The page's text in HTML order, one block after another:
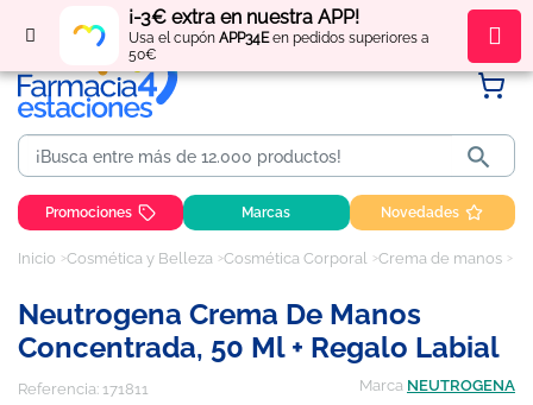
¡-3€ extra en nuestra APP!
Usa el cupón APP34Een pedidos superiores a
50€
Regístratey obténpuntos por tus compras

Promociones Marcas Novedades
Inicio Cosmética y Belleza Cosmética Corporal Crema de manos
Neutrogena Crema De Manos
Concentrada, 50 Ml + Regalo Labial
Referencia: 171811 Marca NEUTROGENA